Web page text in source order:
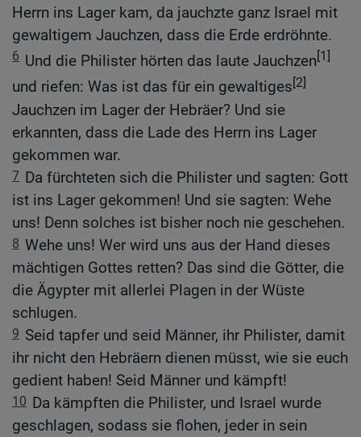
Herrn ins Lager kam, da jauchzte ganz Israel mit
gewaltigem Jauchzen, dass die Erde erdröhnte.
6 Und die Philister hörten das laute Jauchzen[1]
und riefen: Was ist das für ein gewaltiges[2]
Jauchzen im Lager der Hebräer? Und sie
erkannten, dass die Lade des Herrn ins Lager
gekommen war.
7 Da fürchteten sich die Philister und sagten: Gott
ist ins Lager gekommen! Und sie sagten: Wehe
uns! Denn solches ist bisher noch nie geschehen.
8 Wehe uns! Wer wird uns aus der Hand dieses
mächtigen Gottes retten? Das sind die Götter, die
die Ägypter mit allerlei Plagen in der Wüste
schlugen.
9 Seid tapfer und seid Männer, ihr Philister, damit
ihr nicht den Hebräern dienen müsst, wie sie euch
gedient haben! Seid Männer und kämpft!
10 Da kämpften die Philister, und Israel wurde
geschlagen, sodass sie flohen, jeder in sein